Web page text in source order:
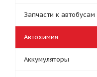
Запчасти к автобусам
Автохимия
Аккумуляторы